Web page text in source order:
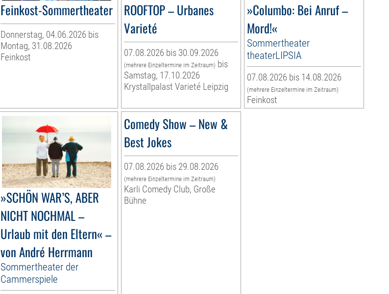
Feinkost-Sommertheater
Donnerstag, 04.06.2026 bis
Montag, 31.08.2026
Feinkost
ROOFTOP – Urbanes
Varieté
07.08.2026 bis 30.09.2026
(mehrere Einzeltermine im Zeitraum) bis
Samstag, 17.10.2026
Krystallpalast Varieté Leipzig
»Columbo: Bei Anruf –
Mord!«
Sommertheater
theaterLIPSIA
07.08.2026 bis 14.08.2026
(mehrere Einzeltermine im Zeitraum)
Feinkost
»SCHÖN WAR’S, ABER
NICHT NOCHMAL –
Urlaub mit den Eltern« –
von André Herrmann
Sommertheater der
Cammerspiele
Comedy Show – New &
Best Jokes
07.08.2026 bis 29.08.2026
(mehrere Einzeltermine im Zeitraum)
Karli Comedy Club, Große
Bühne